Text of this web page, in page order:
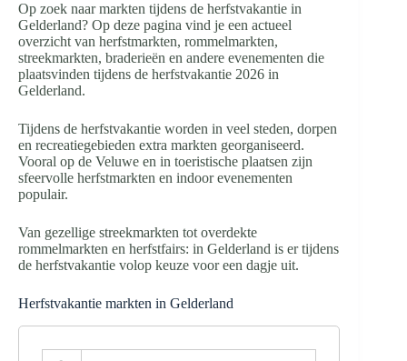
Op zoek naar markten tijdens de herfstvakantie in
Gelderland? Op deze pagina vind je een actueel
overzicht van herfstmarkten, rommelmarkten,
streekmarkten, braderieën en andere evenementen die
plaatsvinden tijdens de herfstvakantie 2026 in
Gelderland.
Tijdens de herfstvakantie worden in veel steden, dorpen
en recreatiegebieden extra markten georganiseerd.
Vooral op de Veluwe en in toeristische plaatsen zijn
sfeervolle herfstmarkten en indoor evenementen
populair.
Van gezellige streekmarkten tot overdekte
rommelmarkten en herfstfairs: in Gelderland is er tijdens
de herfstvakantie volop keuze voor een dagje uit.
Herfstvakantie markten in Gelderland